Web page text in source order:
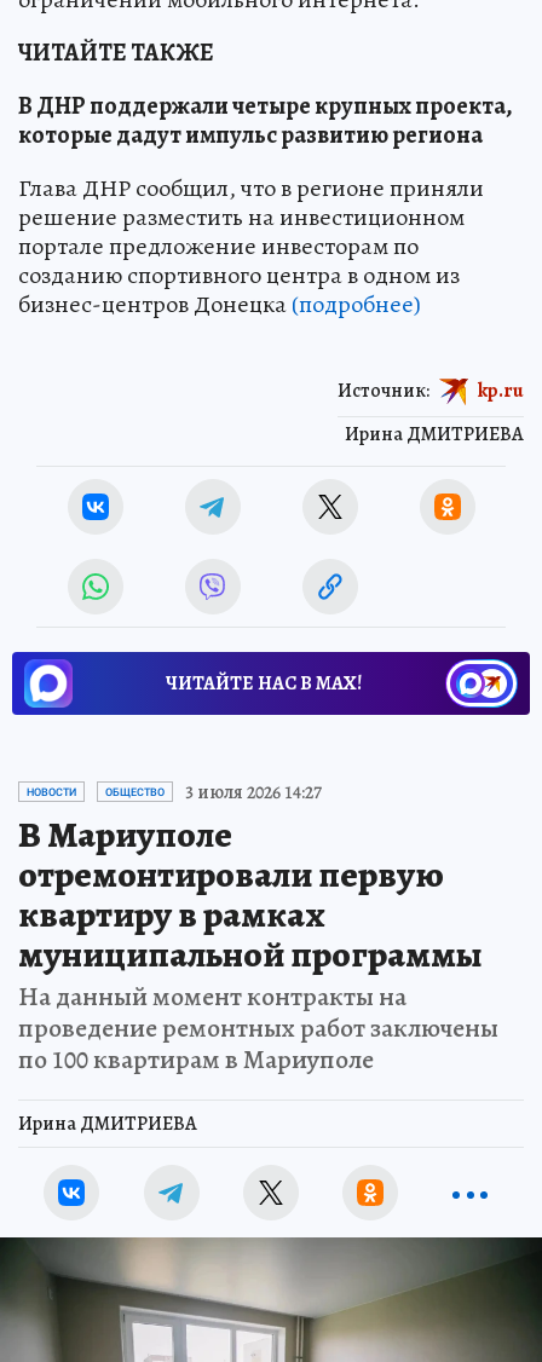
ЧИТАЙТЕ ТАКЖЕ
В ДНР поддержали четыре крупных проекта,
которые дадут импульс развитию региона
Глава ДНР сообщил, что в регионе приняли
решение разместить на инвестиционном
портале предложение инвесторам по
созданию спортивного центра в одном из
бизнес-центров Донецка(подробнее)
Ирина ДМИТРИЕВА
Источник: kp.ru
ЧИТАЙТЕ НАС В МАХ!
НОВОСТИ ОБЩЕСТВО 3 июля 2026 14:27
В Мариуполе
отремонтировали первую
квартиру в рамках
муниципальной программы
На данный момент контракты на
проведение ремонтных работ заключены
по 100 квартирам в Мариуполе
Ирина ДМИТРИЕВА